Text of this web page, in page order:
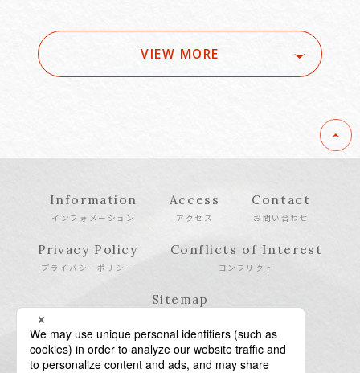
VIEW MORE
Information
インフォメーション
Access
アクセス
Contact
お問い合わせ
Privacy Policy
プライバシーポリシー
Conflicts of Interest
コンフリクト
Sitemap